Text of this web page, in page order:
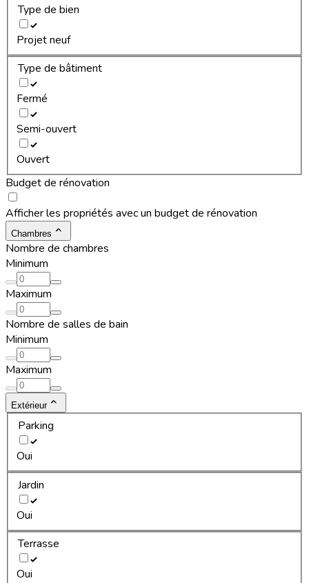
Type de bien
Projet neuf
Type de bâtiment
Fermé
Semi-ouvert
Ouvert
Budget de rénovation
Afficher les propriétés avec un budget de rénovation
Chambres
Nombre de chambres
Minimum
Maximum
Nombre de salles de bain
Minimum
Maximum
Extérieur
Parking
Oui
Jardin
Oui
Terrasse
Oui